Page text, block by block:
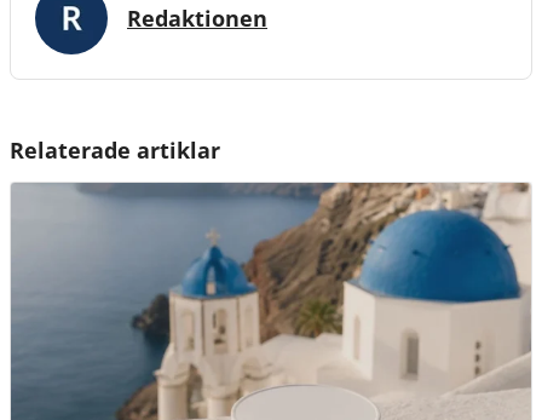
Redaktionen
Relaterade artiklar